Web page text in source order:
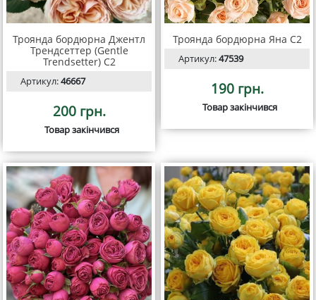
Троянда бордюрна Джентл
Трендсеттер (Gentle
Trendsetter) С2
Артикул:46667
200 грн.
Товар закінчився
Троянда бордюрна Яна С2
Артикул:47539
190 грн.
Товар закінчився